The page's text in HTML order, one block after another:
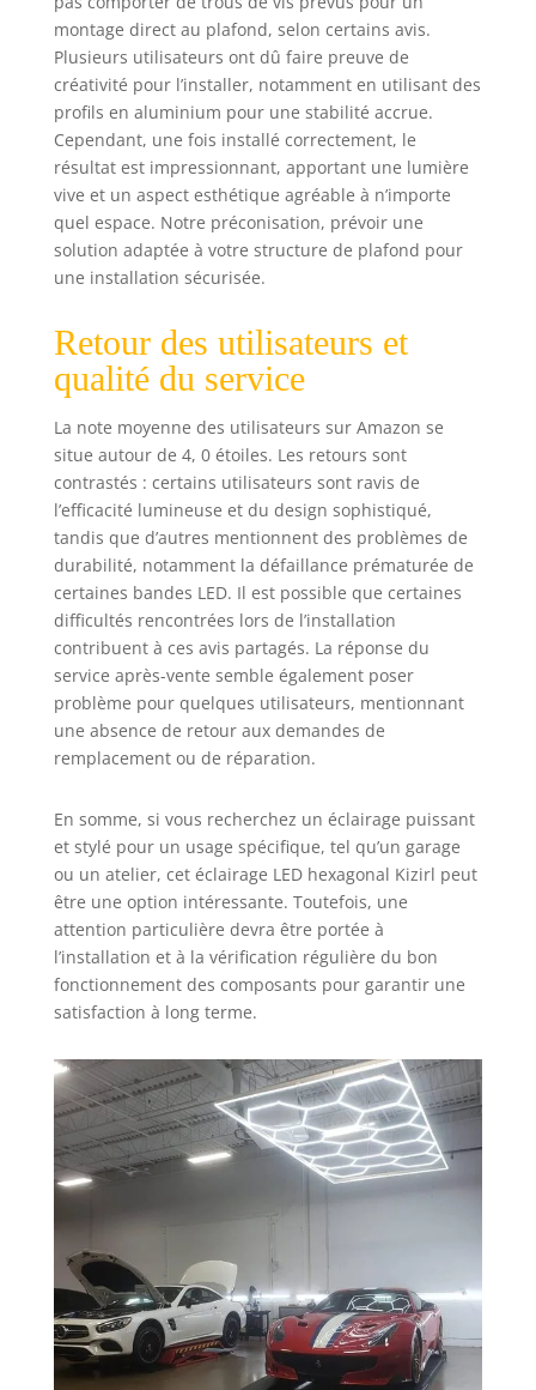
montage direct au plafond, selon certains avis.
Plusieurs utilisateurs ont dû faire preuve de
créativité pour l’installer, notamment en utilisant des
profils en aluminium pour une stabilité accrue.
Cependant, une fois installé correctement, le
résultat est impressionnant, apportant une lumière
vive et un aspect esthétique agréable à n’importe
quel espace. Notre préconisation, prévoir une
solution adaptée à votre structure de plafond pour
une installation sécurisée.
Retour des utilisateurs et
qualité du service
La note moyenne des utilisateurs sur Amazon se
situe autour de 4, 0 étoiles. Les retours sont
contrastés : certains utilisateurs sont ravis de
l’efficacité lumineuse et du design sophistiqué,
tandis que d’autres mentionnent des problèmes de
durabilité, notamment la défaillance prématurée de
certaines bandes LED. Il est possible que certaines
difficultés rencontrées lors de l’installation
contribuent à ces avis partagés. La réponse du
service après-vente semble également poser
problème pour quelques utilisateurs, mentionnant
une absence de retour aux demandes de
remplacement ou de réparation.
En somme, si vous recherchez un éclairage puissant
et stylé pour un usage spécifique, tel qu’un garage
ou un atelier, cet éclairage LED hexagonal Kizirl peut
être une option intéressante. Toutefois, une
attention particulière devra être portée à
l’installation et à la vérification régulière du bon
fonctionnement des composants pour garantir une
satisfaction à long terme.